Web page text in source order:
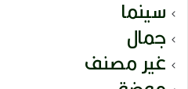
سينما
جمال
غير مصنف